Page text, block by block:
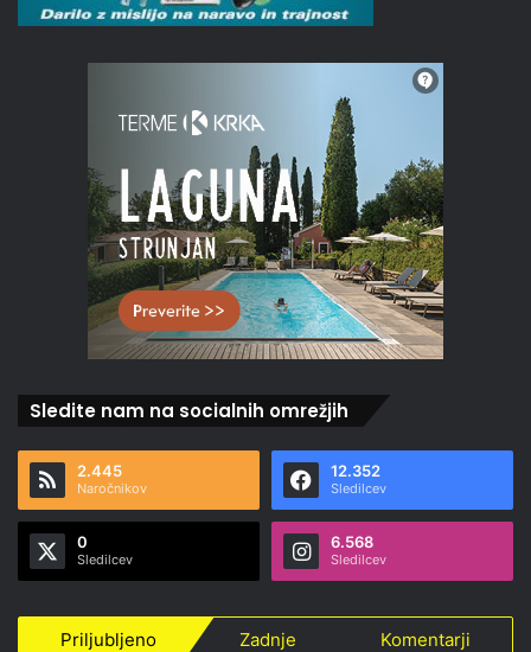
Sledite nam na socialnih omrežjih
2.445
Naročnikov
12.352
Sledilcev
0
Sledilcev
6.568
Sledilcev
Priljubljeno Zadnje Komentarji